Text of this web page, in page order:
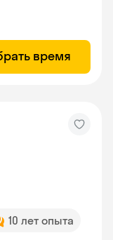
время
10 лет опыта